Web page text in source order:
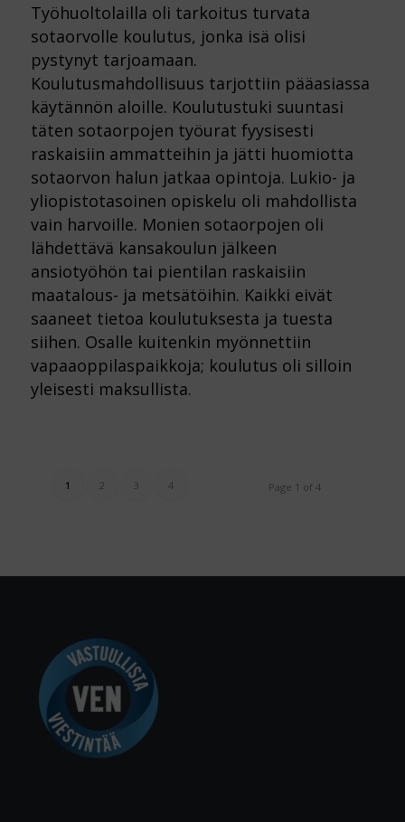
Työhuoltolailla oli tarkoitus turvata
sotaorvolle koulutus, jonka isä olisi
pystynyt tarjoamaan.
Koulutusmahdollisuus tarjottiin pääasiassa
käytännön aloille. Koulutustuki suuntasi
täten sotaorpojen työurat fyysisesti
raskaisiin ammatteihin ja jätti huomiotta
sotaorvon halun jatkaa opintoja. Lukio- ja
yliopistotasoinen opiskelu oli mahdollista
vain harvoille. Monien sotaorpojen oli
lähdettävä kansakoulun jälkeen
ansiotyöhön tai pientilan raskaisiin
maatalous- ja metsätöihin. Kaikki eivät
saaneet tietoa koulutuksesta ja tuesta
siihen. Osalle kuitenkin myönnettiin
vapaaoppilaspaikkoja; koulutus oli silloin
yleisesti maksullista.
Page 1 of 4
1 2 3 4